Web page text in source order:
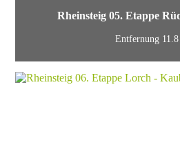
Rheinsteig 05. Etappe
Entfernung